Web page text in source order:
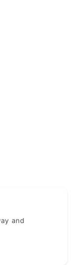
and